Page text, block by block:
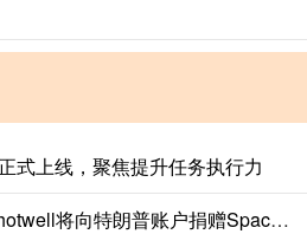
式上线，聚焦提升任务执行力
云资管 SpaceX总裁Shotwell将向特朗普账户捐赠SpaceX股票